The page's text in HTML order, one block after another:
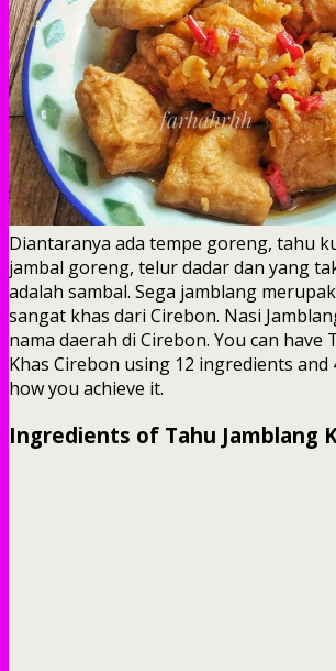
Diantaranya ada tempe goreng, tahu
jambal goreng, telur dadar dan yang
adalah sambal. Sega jamblang
sangat khas dari Cirebon. Nasi
nama daerah di Cirebon. You can have
Khas Cirebon using 12 ingredients and
how you achieve it.
Ingredients of Tahu Jamblang